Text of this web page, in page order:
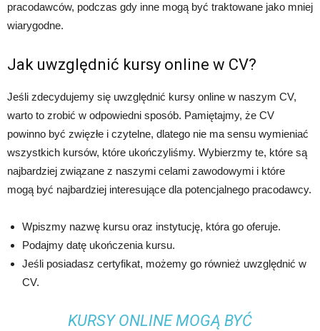
pracodawców, podczas gdy inne mogą być traktowane jako mniej
wiarygodne.
Jak uwzględnić kursy online w CV?
Jeśli zdecydujemy się uwzględnić kursy online w naszym CV,
warto to zrobić w odpowiedni sposób. Pamiętajmy, że CV
powinno być zwięzłe i czytelne, dlatego nie ma sensu wymieniać
wszystkich kursów, które ukończyliśmy. Wybierzmy te, które są
najbardziej związane z naszymi celami zawodowymi i które
mogą być najbardziej interesujące dla potencjalnego pracodawcy.
Wpiszmy nazwę kursu oraz instytucję, która go oferuje.
Podajmy datę ukończenia kursu.
Jeśli posiadasz certyfikat, możemy go również uwzględnić w
CV.
KURSY ONLINE MOGĄ BYĆ